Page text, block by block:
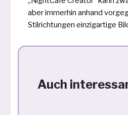
aber immer­hin anhand
Stilrichtungen ein­zig­ar­ti­ge
Auch